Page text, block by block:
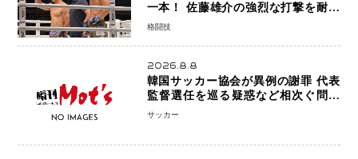
一本！ 佐藤雄介の強烈な打撃を耐え
抜き、リアネイキッドチョークで勝利
格闘技
2026.8.8
韓国サッカー協会が異例の謝罪 代表
監督選任を巡る疑惑など相次ぐ問題
「組織の刷新」誓う
サッカー